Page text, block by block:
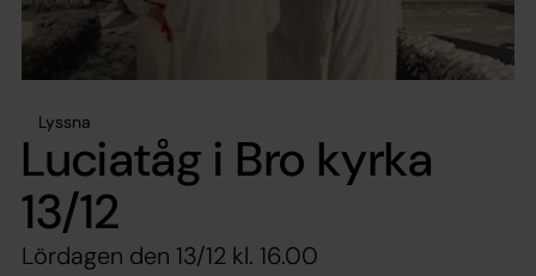
Lyssna
Luciatåg i Bro kyrka
13/12
Lördagen den 13/12 kl. 16.00